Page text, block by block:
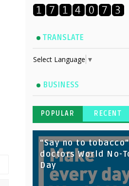
TRANSLATE
Select Language ▼
BUSINESS
POPULAR RECENT
“Say no to
doctors World No-
Day